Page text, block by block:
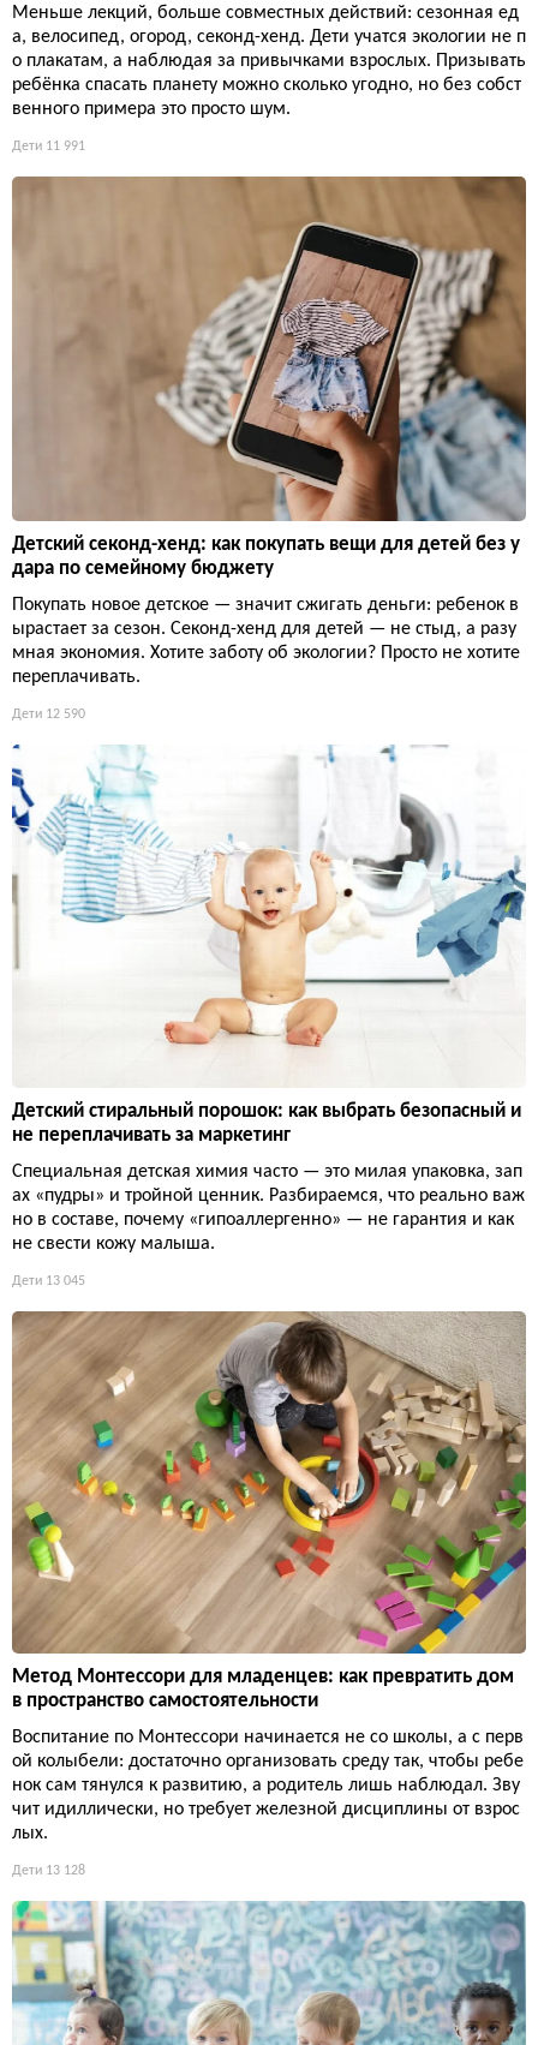
Меньше лекций, больше совместных действий: сезонная ед
а, велосипед, огород, секонд-хенд. Дети учатся экологии не п
о плакатам, а наблюдая за привычками взрослых. Призывать
ребёнка спасать планету можно сколько угодно, но без собст
венного примера это просто шум.
Дети 11 991
Детский секонд-хенд: как покупать вещи для детей без у
дара по семейному бюджету
Покупать новое детское — значит сжигать деньги: ребенок в
ырастает за сезон. Секонд-хенд для детей — не стыд, а разу
мная экономия. Хотите заботу об экологии? Просто не хотите
переплачивать.
Дети 12 590
Детский стиральный порошок: как выбрать безопасный и
не переплачивать за маркетинг
Специальная детская химия часто — это милая упаковка, зап
ах «пудры» и тройной ценник. Разбираемся, что реально важ
но в составе, почему «гипоаллергенно» — не гарантия и как
не свести кожу малыша.
Дети 13 045
Метод Монтессори для младенцев: как превратить дом
в пространство самостоятельности
Воспитание по Монтессори начинается не со школы, а с перв
ой колыбели: достаточно организовать среду так, чтобы ребе
нок сам тянулся к развитию, а родитель лишь наблюдал. Зву
чит идиллически, но требует железной дисциплины от взрос
лых.
Дети 13 128